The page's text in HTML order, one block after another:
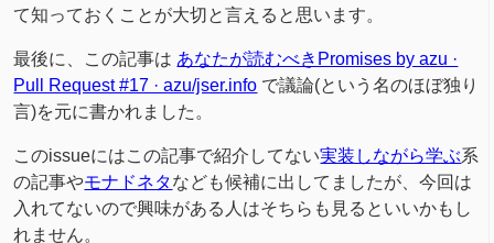
て知っておくことが大切と言えると思います。
最後に、この記事は あなたが読むべきPromises by azu ·
Pull Request #17 · azu/jser.info で議論(という名のほぼ独り
言)を元に書かれました。
このissueにはこの記事で紹介してない実装しながら学ぶ系
の記事やモナドネタなども候補に出してましたが、今回は
入れてないので興味がある人はそちらも見るといいかもし
れません。